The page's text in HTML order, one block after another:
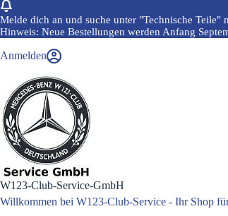
Melde dich an und suche unter "Technische Teile"
Hinweis: Neue Bestellungen werden Anfang
Inhalt
Anmelden
W123-Club-Service-GmbH
Willkommen bei W123-Club-Service - Ihr Shop